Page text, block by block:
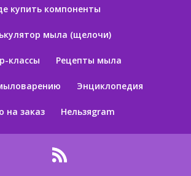
купить компоненты
мыла (щелочи)
классы Рецепты мыла
Энциклопедия
на заказ Нельзяgram